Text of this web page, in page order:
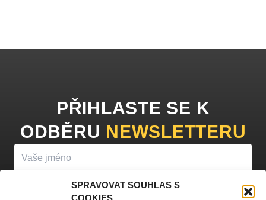
SPRAVOVAT SOUHLAS S
COOKIES
PŘIHLASTE SE K
ODBĚRU NEWSLETTERU